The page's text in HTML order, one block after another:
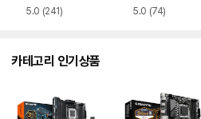
5.0 (241) 5.0 (74)
카테고리 인기상품